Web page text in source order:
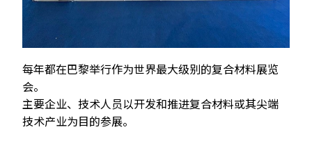
每年都在巴黎举行作为世界最大级别的复合材料展览
会。
主要企业、技术人员以开发和推进复合材料或其尖端
技术产业为目的参展。